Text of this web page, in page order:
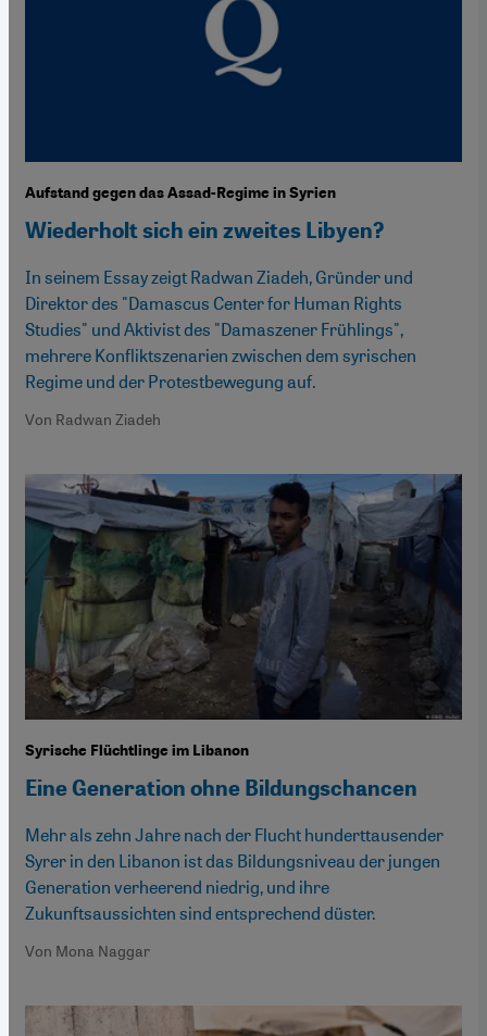
Aufstand gegen das Assad-Regime in Syrien
Wiederholt sich ein zweites Libyen?
In seinem Essay zeigt Radwan Ziadeh, Gründer und
Direktor des "Damascus Center for Human Rights
Studies" und Aktivist des "Damaszener Frühlings",
mehrere Konfliktszenarien zwischen dem syrischen
Regime und der Protestbewegung auf.
Von Radwan Ziadeh
Syrische Flüchtlinge im Libanon
Eine Generation ohne Bildungschancen
Mehr als zehn Jahre nach der Flucht hunderttausender
Syrer in den Libanon ist das Bildungsniveau der jungen
Generation verheerend niedrig, und ihre
Zukunftsaussichten sind entsprechend düster.
Von Mona Naggar